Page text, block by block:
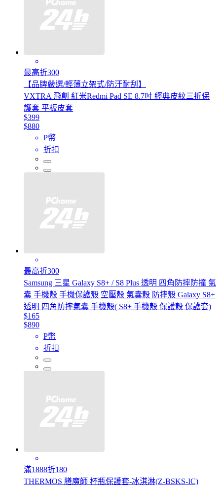
最高折300
【品牌嚴選/輕薄立架式/防汙耐刮】
VXTRA 飛創 紅米Redmi Pad SE 8.7吋 經典皮紋三折保
護套 平板皮套
$399
$880
P幣
折扣
最高折300
Samsung 三星 Galaxy S8+ / S8 Plus 透明 四角防摔防撞 氣
囊 手機殼 手機保護殼 空壓殼 氣囊殼 防摔殼 Galaxy S8+
透明 四角防摔氣囊 手機殼( S8+ 手機殼 保護殼 保護套)
$165
$890
P幣
折扣
滿1888折180
THERMOS 膳魔師 杯瓶保護套-冰淇淋(Z-BSKS-IC)